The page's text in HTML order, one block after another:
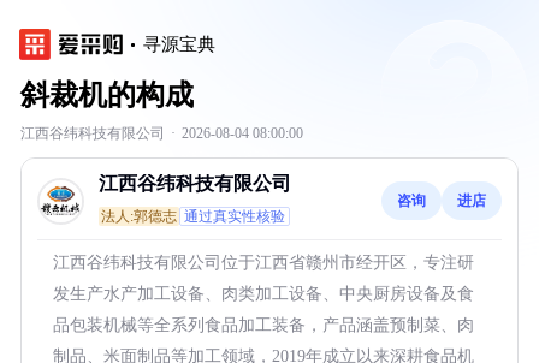
寻源宝典
斜裁机的构成
江西谷纬科技有限公司 · 2026-08-04 08:00:00
江西谷纬科技有限公司
法人:郭德志 通过真实性核验
咨询 进店
江西谷纬科技有限公司位于江西省赣州市经开区，专注研
发生产水产加工设备、肉类加工设备、中央厨房设备及食
品包装机械等全系列食品加工装备，产品涵盖预制菜、肉
制品、米面制品等加工领域，2019年成立以来深耕食品机